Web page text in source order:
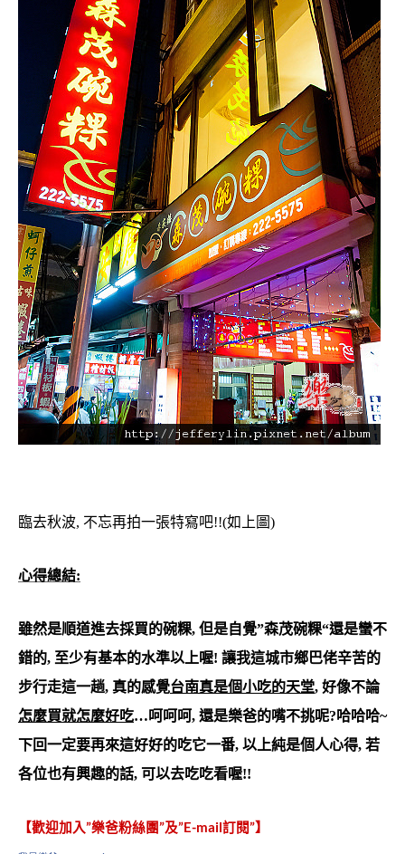
臨去秋波, 不忘再拍一張特寫吧!!(如上圖)
心得總結:
雖然是順道進去採買的碗粿, 但是自覺”森茂碗粿“還是蠻不
錯的, 至少有基本的水準以上喔! 讓我這城市鄉巴佬辛苦的
步行走這一趟, 真的感覺台南真是個小吃的天堂, 好像不論
怎麼買就怎麼好吃…呵呵呵, 還是樂爸的嘴不挑呢?哈哈哈~
下回一定要再來這好好的吃它一番, 以上純是個人心得, 若
各位也有興趣的話, 可以去吃吃看喔!!
【歡迎加入”樂爸粉絲團”及”E-mail訂閱”】